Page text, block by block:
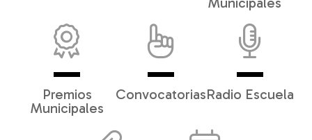
Premios
Municipales
ConvocatoriasRadio Escuela